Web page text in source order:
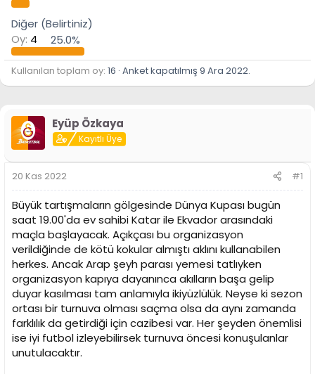
Diğer (Belirtiniz)
Oy: 4 25.0%
Kullanılan toplam oy 16 Anket kapatılmış 9 Ara 2022.
Eyüp Özkaya
Kayıtlı Üye
20 Kas 2022 #1
Büyük tartışmaların gölgesinde Dünya Kupası bugün
saat 19.00'da ev sahibi Katar ile Ekvador arasındaki
maçla başlayacak. Açıkçası bu organizasyon
verildiğinde de kötü kokular almıştı aklını kullanabilen
herkes. Ancak Arap şeyh parası yemesi tatlıyken
organizasyon kapıya dayanınca akılların başa gelip
duyar kasılması tam anlamıyla ikiyüzlülük. Neyse ki sezon
ortası bir turnuva olması saçma olsa da aynı zamanda
farklılık da getirdiği için cazibesi var. Her şeyden önemlisi
ise iyi futbol izleyebilirsek turnuva öncesi konuşulanlar
unutulacaktır.